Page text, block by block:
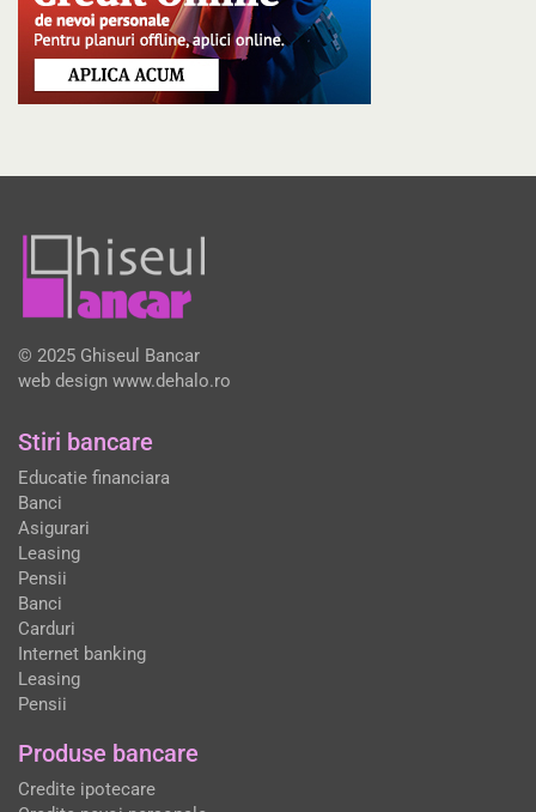
© 2025 Ghiseul Bancar
web design www.dehalo.ro
Stiri bancare
Educatie financiara
Banci
Asigurari
Leasing
Pensii
Banci
Carduri
Internet banking
Leasing
Pensii
Produse bancare
Credite ipotecare